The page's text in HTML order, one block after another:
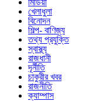
মিডিয়া
খেলাধুলা
বিনোদন
শিল্প- বাণিজ্য
তথ্য প্রযুক্তি
স্বাস্থ্য
রাজধানী
দূর্নীতি
চাকুরীর খবর
রাজনীতি
ক্যাম্পাস